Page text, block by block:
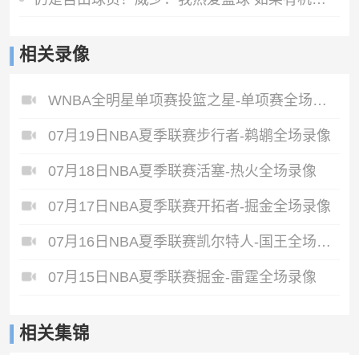
相关录像
WNBA全明星单项赛投篮之星-单项赛全场录像
07月19日NBA夏季联赛步行者-鹈鹕全场录像
07月18日NBA夏季联赛活塞-热火全场录像
07月17日NBA夏季联赛开拓者-掘金全场录像
07月16日NBA夏季联赛凯尔特人-国王全场录像
07月15日NBA夏季联赛掘金-雷霆全场录像
相关集锦